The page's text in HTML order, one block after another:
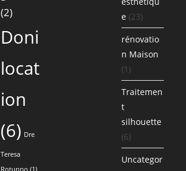
(2)
Doni
locat
ion
(6) Dre
Teresa
e (23)
rénovatio
n Maison
(1)
Traitemen
t
silhouette
(6)
Uncategor